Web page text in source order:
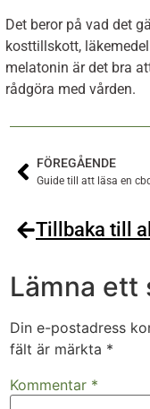
Det beror på vad det
kosttillskott,
melatonin är det bra
rådgöra med vården.
FÖREGÅENDE
Tillbaka till
Lämna ett
Din e-postadress
fält är märkta *
Kommentar *